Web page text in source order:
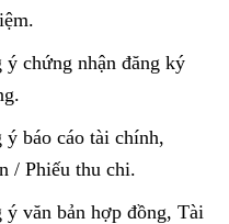
chứng nhận đăng ký
báo cáo tài chính,
/ Phiếu thu chi.
văn bản hợp đồng, Tài